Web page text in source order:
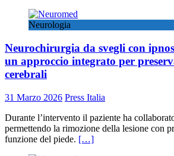
Neurologia
Neurochirurgia da svegli con
un approccio integrato per
cerebrali
31 Marzo 2026 Press Italia
Durante l’intervento il paziente ha
permettendo la rimozione della lesione con
funzione del piede. […]